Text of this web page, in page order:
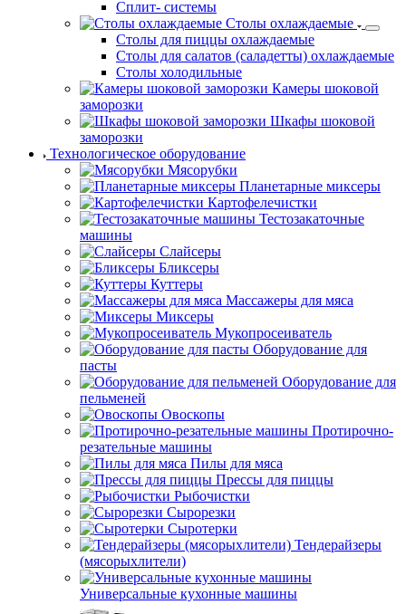
Сплит- системы
Столы охлаждаемые
Столы для пиццы охлаждаемые
Столы для салатов (саладетты) охлаждаемые
Столы холодильные
Камеры шоковой
заморозки
Шкафы шоковой
заморозки
Технологическое оборудование
Мясорубки
Планетарные миксеры
Картофелечистки
Тестозакаточные
машины
Слайсеры
Бликсеры
Куттеры
Массажеры для мяса
Миксеры
Мукопросеиватель
Оборудование для
пасты
Оборудование для
пельменей
Овоскопы
Протирочно-
резательные машины
Пилы для мяса
Прессы для пиццы
Рыбочистки
Сырорезки
Сыротерки
Тендерайзеры
(мясорыхлители)
Универсальные кухонные машины